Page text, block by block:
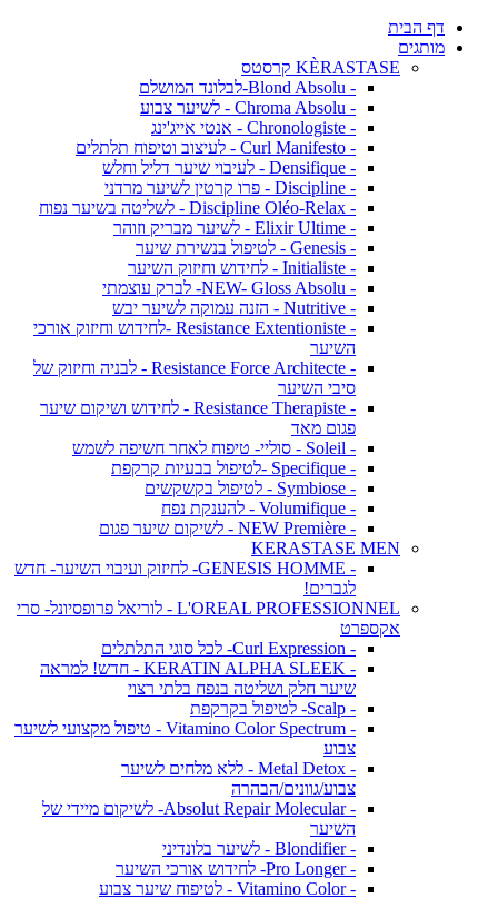
דף הבית
מותגים
KÈRASTASE קרסטס
- Blond Absolu-לבלונד המושלם
- Chroma Absolu - לשיער צבוע
- Chronologiste - אנטי אייג'ינג
- Curl Manifesto - לעיצוב וטיפוח תלתלים
- Densifique - לעיבוי שיער דליל וחלש
- Discipline - פרו קרטין לשיער מרדני
- Discipline Oléo-Relax - לשליטה בשיער נפוח
- Elixir Ultime - לשיער מבריק וזוהר
- Genesis - לטיפול בנשירת שיער
- Initialiste - לחידוש וחיזוק השיער
- NEW- Gloss Absolu- לברק עוצמתי
- Nutritive - הזנה עמוקה לשיער יבש
- Resistance Extentioniste -לחידוש וחיזוק אורכי
השיער
- Resistance Force Architecte - לבניה וחיזוק של
סיבי השיער
- Resistance Therapiste - לחידוש ושיקום שיער
פגום מאד
- Soleil - סוליי- טיפוח לאחר חשיפה לשמש
- Specifique -לטיפול בבעיות קרקפת
- Symbiose - לטיפול בקשקשים
- Volumifique - להענקת נפח
- NEW Première - לשיקום שיער פגום
KERASTASE MEN
- GENESIS HOMME- לחיזוק ועיבוי השיער- חדש
לגברים!
L'OREAL PROFESSIONNEL - לוריאל פרופסיונל- סרי
אקספרט
- Curl Expression- לכל סוגי התלתלים
- KERATIN ALPHA SLEEK - חדש! למראה
שיער חלק ושליטה בנפח בלתי רצוי
- Scalp- לטיפול בקרקפת
- Vitamino Color Spectrum - טיפול מקצועי לשיער
צבוע
- Metal Detox - ללא מלחים לשיער
צבוע/גוונים/הבהרה
- Absolut Repair Molecular- לשיקום מיידי של
השיער
- Blondifier - לשיער בלונדיני
- Pro Longer- לחידוש אורכי השיער
- Vitamino Color - לטיפוח שיער צבוע